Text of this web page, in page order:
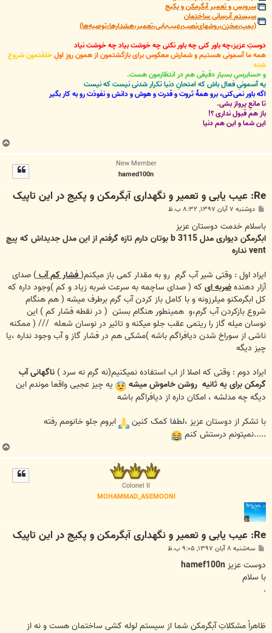
سرویس و تعمیر آبگرمکن و پکیج
سیستم آبرسانی ساختمان
(پمپ،مخزن،روشهای‌نصب،عیب‌یابی،تعمیر،هشدارها،توصیه‌ها)
دوستِ عزیز،چه باور کنی چه باور نکنی چه خوشت بیاد چه خوشت نیاد
همه ما آسمونی هستیم و شمارش معکوس برای بازگشتمون از همون روزِ اولِخلقتمون شروع
شده
و حسابرسیِ بسیار دقیقی هم در انتظارمون هست.
یه آسمونیِ فعال باش که امتحانِ دنیا تکرار شدنی نیست که نیست
اگه باور نمی‌کنی، برو همۀ ثروت و قدرت و هوش و دانش و نفوذت رو به کار بگیر
تا مانعِ پرواز بشی.
باز هم قبول نداری ؟!
این شما و این هم دنیا
ب
ا
New Member
hamed100n
Re: عیب یابی و تعمیر و نگهداری آبگرمکن و پکیج در این تاپیک
پ
ت
دوشنبه ۷ آبان ۱۳۹۷, ۸:۳۲ ب.ظ
باسلام خدمت دوستان عزیز
ابگرمگن دیواری مدل b 3115 بوتان دارم تازه گرفتم از این مدل جدیداش که پیچ
vent نداره
ایراد اول : وقتی شیر آب گرم رو به مقدار کمی باز میکنم(فشار کم آب) صدای
آزار دهندهضربه ایکه ( صدای ساچمه به سرعت ضربه زیاد و کم )وجود داره که
کل ابگرمکنو میلرزونه و با کامل باز کردن آب گرم برطرف میشه ( هم هنگام
شروع بازکردن آب گرم،و همینطور هنگام بستن ( در نقطه فشار کم ) این
نوسان میله گاز را ریتمی عقب جلو میکنه و تاثیر در نوسان شعله /// ( ممکنه
ناشی از سوراخ شدن دیافراگم باشه )مشکی هم در فشار گاز و آب وجود نداره ،یا
چیز دیگه
ایراد دوم : وقتی که اصلا از اب استفاده نمیکنیم(نه گرم نه سرد ) ناگهانی آب
گرمکن برای یه ثانیه روشن خاموش میشه
یه چیز عجیی واقعا موندم این
دیگه چه مدلشه ، امکان داره از دیافراگم باشه
با تشکر از دوستان عزیز ،لطفا کمک کنین
ابروم جلو خانومم رفته
.....نمیتونم درستش کنم
ب
ا
Colonel II
MOHAMMAD_ASEMOONI
Re: عیب یابی و تعمیر و نگهداری آبگرمکن و پکیج در این تاپیک
پ
ت
سه‌شنبه ۸ آبان ۱۳۹۷, ۹:۰۵ ب.ظ
دوست عزیز hamef100n
با سلام
ظاهراً مشکلاتِ آبگرمکن شما از سیستم لوله کشی ساختمان هست و نه از